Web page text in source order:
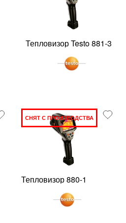
Тепловизор Testo 881-3
СНЯТ С ПРОИЗВОДСТВА
Тепловизор 880-1